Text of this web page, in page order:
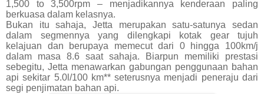
1,500 to 3,500rpm – menjadikannya kenderaan paling
berkuasa dalam kelasnya.
Bukan itu sahaja, Jetta merupakan satu-satunya sedan
dalam segmennya yang dilengkapi kotak gear tujuh
kelajuan dan berupaya memecut dari 0 hingga 100km/j
dalam masa 8.6 saat sahaja. Biarpun memiliki prestasi
sebegitu, Jetta menawarkan gabungan penggunaan bahan
api sekitar 5.0l/100 km** seterusnya menjadi peneraju dari
segi penjimatan bahan api.